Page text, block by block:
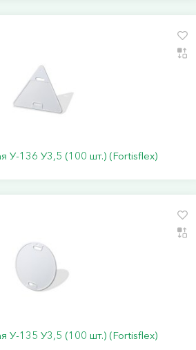
У-136 У3,5 (100 шт.) (Fortisflex)
У-135 У3,5 (100 шт.) (Fortisflex)